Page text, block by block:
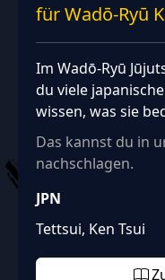
für Wadō‑Ryū
Im Wadō‑Ryū
du viele
wissen, was sie
Das kannst du in
nachschlagen.
JPN
Tettsui, Ken Tsui